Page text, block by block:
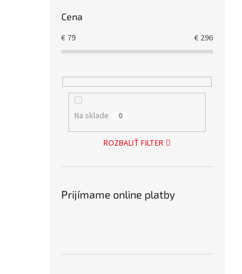
Cena
€ 79 € 296
Na sklade 0
ROZBALIŤ FILTER
Prijímame online platby